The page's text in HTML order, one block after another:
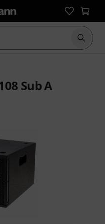
Suche
Sub A
aus 356 Kundenbewertungen